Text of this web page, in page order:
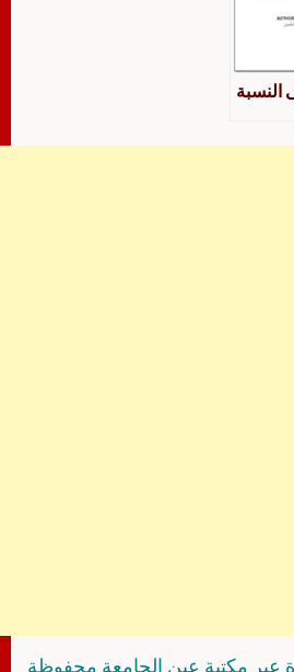
النسبة
عبر مكتبة عين الجامعة محفوظة